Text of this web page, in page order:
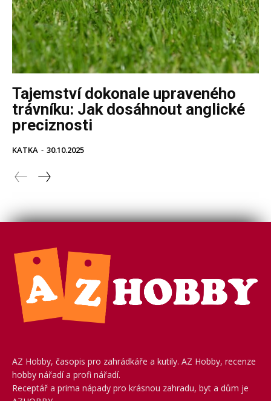
AZ Hobby, časopis pro zahrádkáře a kutily. AZ Hobby, recenze
hobby nářadí a profi nářadí.
Receptář a prima nápady pro krásnou zahradu, byt a dům je